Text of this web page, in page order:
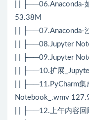
| | ├──06.Anaconda-
53.38M
| | ├──07.Anaconda-
| | ├──08.Jupyter
| | ├──09.Jupyter
| | ├──10.扩展
| | ├──11.PyCharm
Notebook_.wmv
| | ├──12.上午内容